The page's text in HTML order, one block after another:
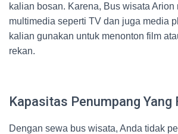
kalian bosan. Karena, Bus wisata Arion
multimedia seperti TV dan juga media
kalian gunakan untuk menonton film
rekan.
Kapasitas Penumpang Yang
Dengan sewa bus wisata, Anda tidak